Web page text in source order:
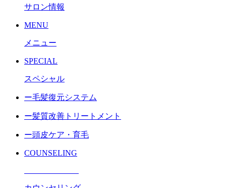
サロン情報
MENU
メニュー
SPECIAL
スペシャル
ー毛髪復元システム
ー髪質改善トリートメント
ー頭皮ケア・育毛
COUNSELING